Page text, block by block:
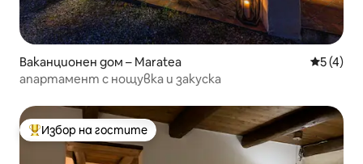
Ваканционен дом – Maratea Средна
5 (4)
апартамент с нощувка и закуска
Най-популярен избор на гостите
Избор на гостите